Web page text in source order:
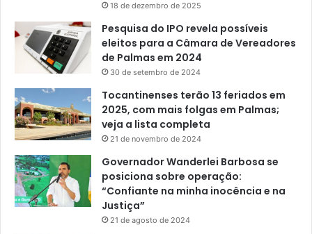
18 de dezembro de 2025
Pesquisa do IPO revela possíveis
eleitos para a Câmara de Vereadores
de Palmas em 2024
30 de setembro de 2024
Tocantinenses terão 13 feriados em
2025, com mais folgas em Palmas;
veja a lista completa
21 de novembro de 2024
Governador Wanderlei Barbosa se
posiciona sobre operação:
“Confiante na minha inocência e na
Justiça”
21 de agosto de 2024